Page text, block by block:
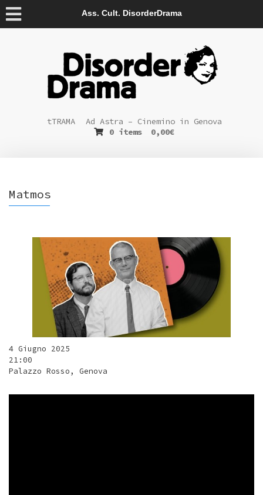
Ass. Cult. DisorderDrama
tTRAMA
Ad Astra – Cinemino in Genova
0 items
0,00€
Matmos
4 Giugno 2025
21:00
Palazzo Rosso, Genova